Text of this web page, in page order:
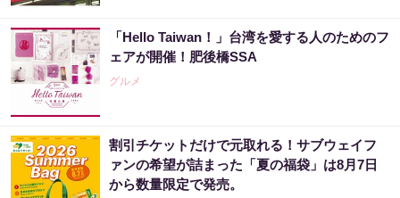
「Hello Taiwan！」台湾を愛する人のためのフ
ェアが開催！肥後橋SSA
グルメ
割引チケットだけで元取れる！サブウェイフ
ァンの希望が詰まった「夏の福袋」は8月7日
から数量限定で発売。